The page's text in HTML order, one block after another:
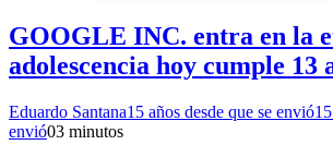
GOOGLE INC. entra en la
adolescencia hoy cumple 13
Eduardo Santana15 años desde que se envió
envió03 minutos